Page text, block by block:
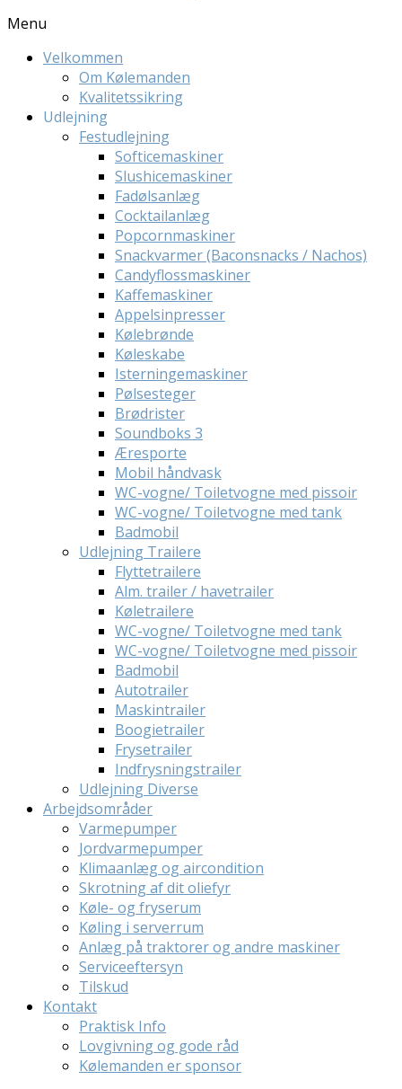
Menu
Velkommen
Om Kølemanden
Kvalitetssikring
Udlejning
Festudlejning
Softicemaskiner
Slushicemaskiner
Fadølsanlæg
Cocktailanlæg
Popcornmaskiner
Snackvarmer (Baconsnacks / Nachos)
Candyflossmaskiner
Kaffemaskiner
Appelsinpresser
Kølebrønde
Køleskabe
Isterningemaskiner
Pølsesteger
Brødrister
Soundboks 3
Æresporte
Mobil håndvask
WC-vogne/ Toiletvogne med pissoir
WC-vogne/ Toiletvogne med tank
Badmobil
Udlejning Trailere
Flyttetrailere
Alm. trailer / havetrailer
Køletrailere
WC-vogne/ Toiletvogne med tank
WC-vogne/ Toiletvogne med pissoir
Badmobil
Autotrailer
Maskintrailer
Boogietrailer
Frysetrailer
Indfrysningstrailer
Udlejning Diverse
Arbejdsområder
Varmepumper
Jordvarmepumper
Klimaanlæg og aircondition
Skrotning af dit oliefyr
Køle- og fryserum
Køling i serverrum
Anlæg på traktorer og andre maskiner
Serviceeftersyn
Tilskud
Kontakt
Praktisk Info
Lovgivning og gode råd
Kølemanden er sponsor